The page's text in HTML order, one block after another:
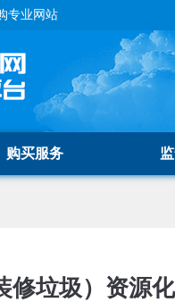
专业网站
购买服务
修垃圾）资源